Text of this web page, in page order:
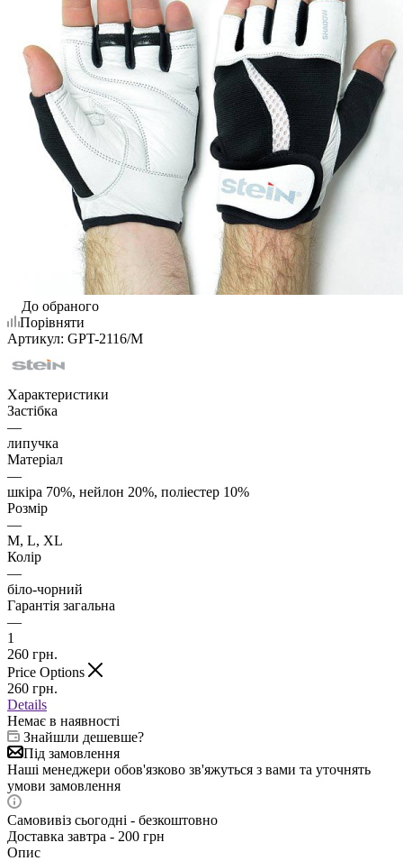
До обраного
Порівняти
Артикул: GPT-2116/M
Характеристики
Застібка
—
липучка
Матеріал
—
шкіра 70%, нейлон 20%, поліестер 10%
Розмір
—
M, L, XL
Колір
—
біло-чорний
Гарантія загальна
—
1
260 грн.
Price Options
260 грн.
Details
Немає в наявності
Знайшли дешевше?
Під замовлення
Наші менеджери обов'язково зв'яжуться з вами та уточнять
умови замовлення
Самовивіз сьогодні - безкоштовно
Доставка завтра - 200 грн
Опис